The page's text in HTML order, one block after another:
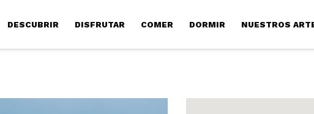
DESCUBRIR DISFRUTAR COMER DORMIR NUESTROS